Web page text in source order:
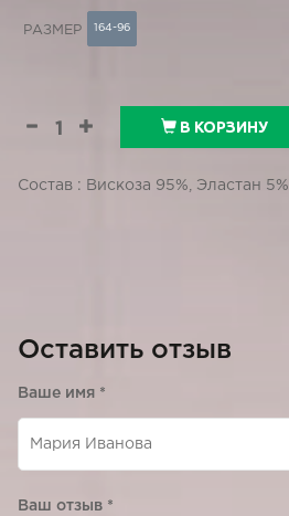
РАЗМЕР 164-96
В КОРЗИНУ
Состав : Вискоза 95%, Эластан 5%
Оставить отзыв
Ваше имя *
Ваш отзыв *